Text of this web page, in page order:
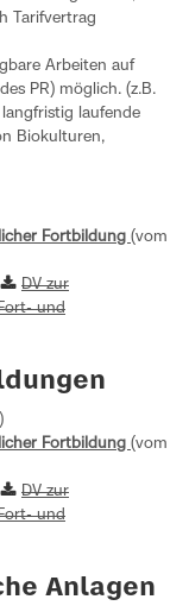
Tarifvertrag
Arbeiten auf
PR) möglich. (z.B.
laufende
Biokulturen,
Fortbildung (vom
DV zur
und
Fortbildung (vom
DV zur
und
Anlagen